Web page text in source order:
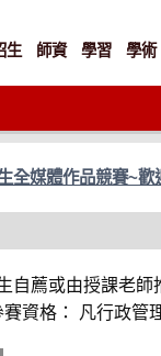
生 師資 學習 學術
全媒體作品競賽~歡
自薦或由授課老
資格： 凡行政管